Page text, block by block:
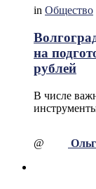
in Общество
на
рублей
В числе
@